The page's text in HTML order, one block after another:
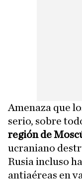
Amenaza que
serio, sobre
región de
ucraniano
Rusia incluso
antiaéreas en